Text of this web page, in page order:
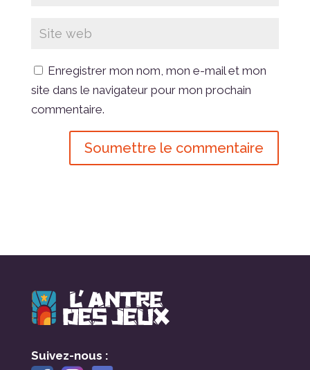
Enregistrer mon nom, mon e-mail et mon
site dans le navigateur pour mon prochain
commentaire.
Soumettre le commentaire
Suivez-nous :